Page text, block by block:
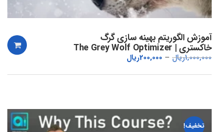
آموزش الگوریتم بهینه سازی گرگ
خاکستری | The Grey Wolf Optimizer
1,000,000ریال 200,000ریال
تخفیف!